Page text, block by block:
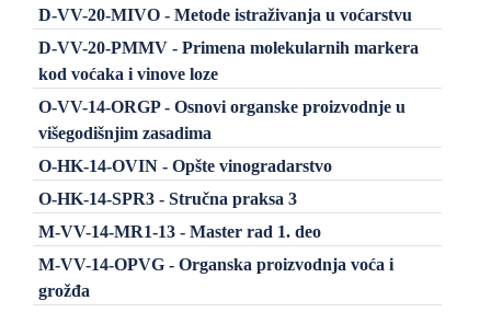
D-VV-20-MIVO - Metode istraživanja u voćarstvu
D-VV-20-PMMV - Primena molekularnih markera
kod voćaka i vinove loze
O-VV-14-ORGP - Osnovi organske proizvodnje u
višegodišnjim zasadima
O-HK-14-OVIN - Opšte vinogradarstvo
O-HK-14-SPR3 - Stručna praksa 3
M-VV-14-MR1-13 - Master rad 1. deo
M-VV-14-OPVG - Organska proizvodnja voća i
grožđa